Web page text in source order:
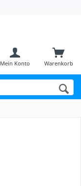
Warenkorb
Mein Konto